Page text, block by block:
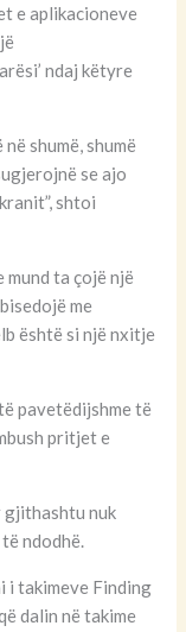
e aplikacioneve
ndaj këtyre
shumë, shumë
se ajo
shtoi
ta çojë një
me
është si një nxitje
pavetëdijshme të
pritjet e
gjithashtu nuk
ndodhë.
i takimeve Finding
dalin në takime